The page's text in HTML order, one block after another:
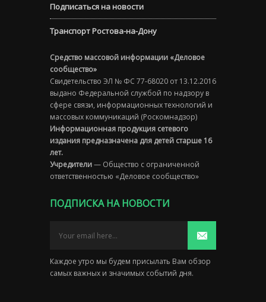
Подписаться на новости
Транспорт Ростова-на-Дону
Средство массовой информации «Деловое
сообщество»
Свидетельство ЭЛ № ФС 77-68020 от 13.12.2016
выдано Федеральной службой по надзору в
сфере связи, информационных технологий и
массовых коммуникаций (Роскомнадзор)
Информационная продукция сетевого
издания предназначена для детей старше 16
лет.
Учредители— Общество с ограниченной
ответственностью «Деловое сообщество»
ПОДПИСКА НА НОВОСТИ
Каждое утро мы будем присылать Вам обзор
самых важных и значимых событий дня.